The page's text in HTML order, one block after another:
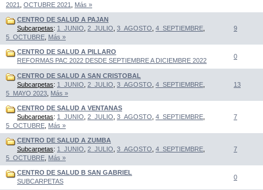
2021
OCTUBRE 2021 Más »
CENTRO DE SALUD A PAJAN
Subcarpetas: 1_JUNIO 2_JULIO 3_AGOSTO 4_SEPTIEMBRE
5_OCTUBRE Más »
9
CENTRO DE SALUD A PILLARO
REFORMAS PAC 2022 DESDE SEPTIEMBRE A DICIEMBRE 2022
0
CENTRO DE SALUD A SAN CRISTOBAL
Subcarpetas: 1_JUNIO 2_JULIO 3_AGOSTO 4_SEPTIEMBRE
5_MAYO 2023 Más »
13
CENTRO DE SALUD A VENTANAS
Subcarpetas: 1_JUNIO 2_JULIO 3_AGOSTO 4_SEPTIEMBRE
5_OCTUBRE Más »
7
CENTRO DE SALUD A ZUMBA
Subcarpetas: 1_JUNIO 2_JULIO 3_AGOSTO 4_SEPTIEMBRE
5_OCTUBRE Más »
7
CENTRO DE SALUD B SAN GABRIEL
SUBCARPETAS
0